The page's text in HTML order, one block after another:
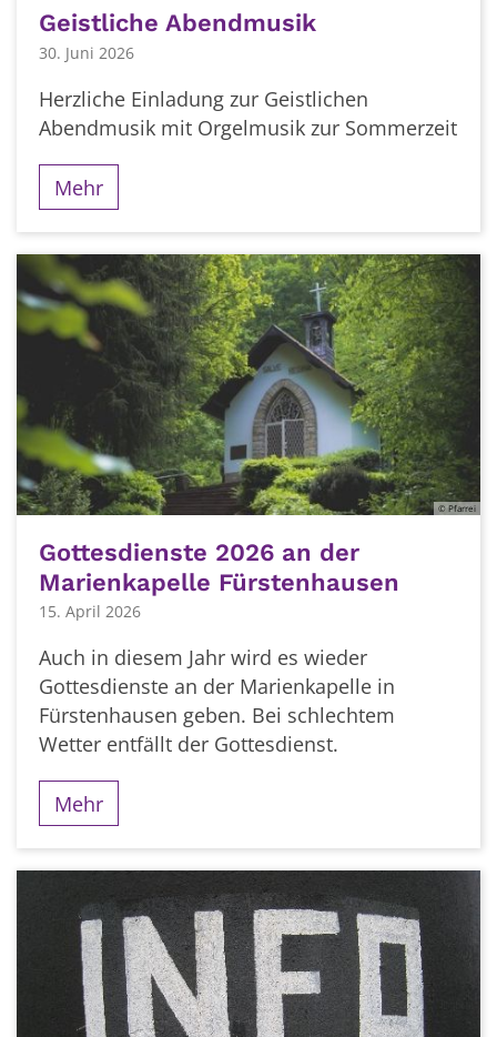
Geistliche Abendmusik
30. Juni 2026
Herzliche Einladung zur Geistlichen
Abendmusik mit Orgelmusik zur Sommerzeit
Mehr
© Pfarrei
Gottesdienste 2026 an der
Marienkapelle Fürstenhausen
15. April 2026
Auch in diesem Jahr wird es wieder
Gottesdienste an der Marienkapelle in
Fürstenhausen geben. Bei schlechtem
Wetter entfällt der Gottesdienst.
Mehr